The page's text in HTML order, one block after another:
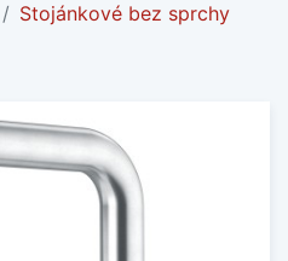
Stojánkové bez sprchy